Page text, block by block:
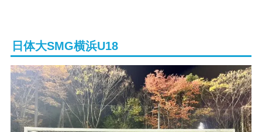
日体大SMG横浜U18